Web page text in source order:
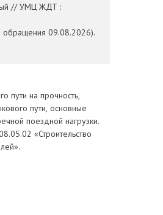
// УМЦ ЖДТ :
обращения 09.08.2026).
пути на прочность,
пути, основные
поездной нагрузки.
«Строительство